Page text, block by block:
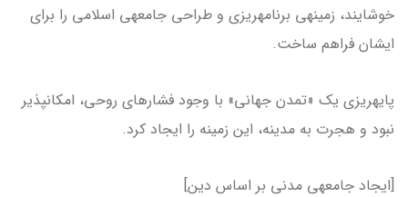
خوشایند، زمینه­ی برنامه­ریزی و طراحی جامعه­ی اسلامی را برای
ایشان فراهم ساخت.
پایه­ریزی یک «تمدن جهانی» با وجود فشارهای روحی، امکان­پذیر
نبود و هجرت به مدینه، این زمینه را ایجاد کرد.
[ایجاد جامعه­ی مدنی بر اساس دین]